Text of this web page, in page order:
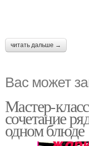
читать дальше →
Вас может
Мастер-
сочетание
одном блюде